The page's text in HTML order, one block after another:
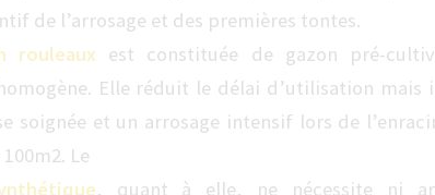
de l’arrosage et des premières tontes.
rouleaux est constituée de gazon pré-
Elle réduit le délai d’utilisation mais
soignée et un arrosage intensif lors de
Le
, quant à elle, ne nécessite ni